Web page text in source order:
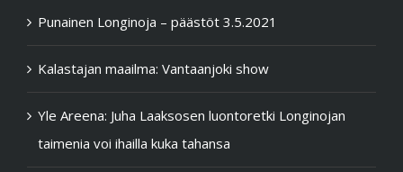
Punainen Longinoja – päästöt 3.5.2021
Kalastajan maailma: Vantaanjoki show
Yle Areena: Juha Laaksosen luontoretki Longinojan
taimenia voi ihailla kuka tahansa